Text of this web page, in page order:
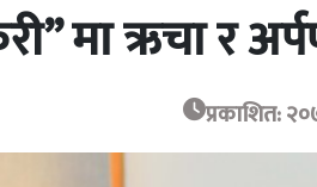
मा ऋचा र
प्रकाशित: